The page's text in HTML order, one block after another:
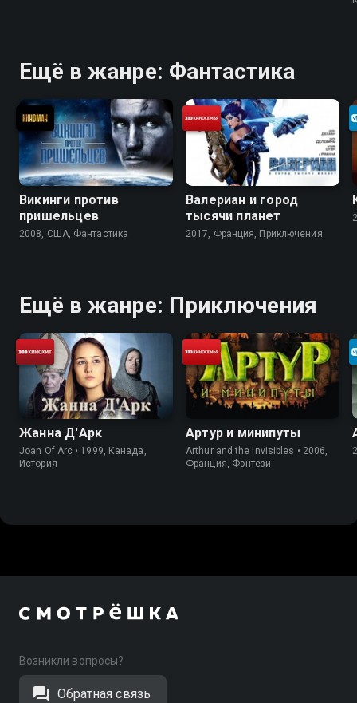
Ещё в жанре: Фантастика
Викинги против
пришельцев
2008, США, Фантастика
Валериан и город
тысячи планет
2017, Франция, Приключения
Ещё в жанре: Приключения
Жанна Д'Арк
Joan Of Arc • 1999, Канада,
История
Артур и минипуты
Arthur and the Invisibles • 2006,
Франция, Фэнтези
Возникли вопросы?
Обратная связь